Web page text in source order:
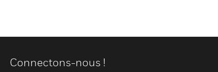
Connectons-nous !